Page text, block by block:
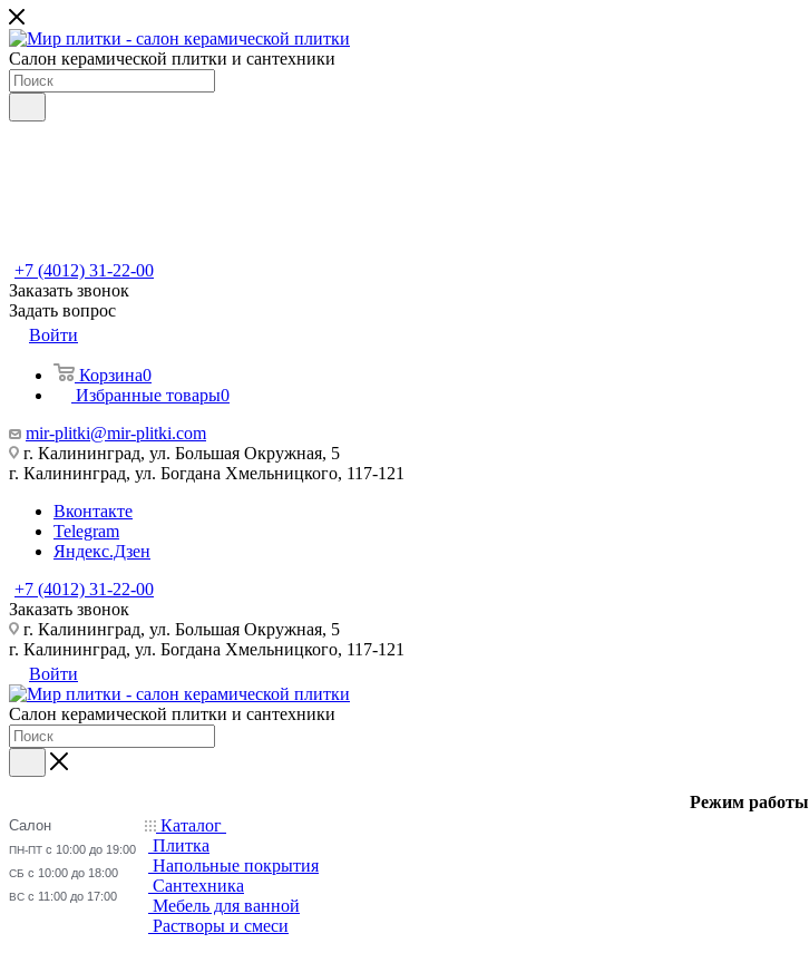
Салон керамической плитки и сантехники
+7 (4012) 31-22-00
Заказать звонок
Задать вопрос
Войти
Корзина0
Избранные товары0
mir-plitki@mir-plitki.com
г. Калининград, ул. Большая Окружная, 5
г. Калининград, ул. Богдана Хмельницкого, 117-121
Вконтакте
Telegram
Яндекс.Дзен
+7 (4012) 31-22-00
Заказать звонок
г. Калининград, ул. Большая Окружная, 5
г. Калининград, ул. Богдана Хмельницкого, 117-121
Войти
Салон керамической плитки и сантехники
Режим работы
Салон
ПН-ПТ с 10:00 до 19:00
СБ с 10:00 до 18:00
ВС с 11:00 до 17:00
Каталог
Плитка
Напольные покрытия
Сантехника
Мебель для ванной
Растворы и смеси